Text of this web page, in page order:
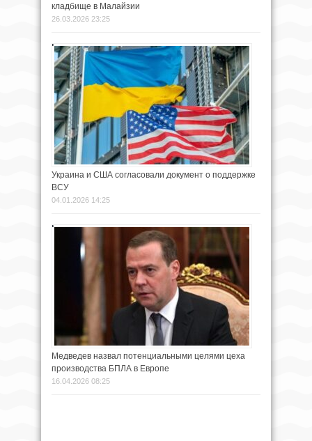
кладбище в Малайзии
26.03.2026 23:25
Украина и США согласовали документ о поддержке
ВСУ
04.01.2026 14:25
Медведев назвал потенциальными целями цеха
производства БПЛА в Европе
16.04.2026 08:25